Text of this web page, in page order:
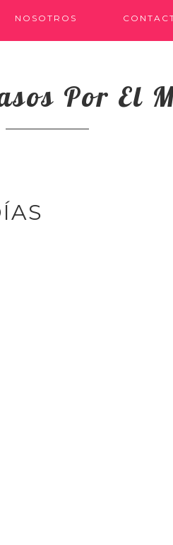
NOSOTROS
Por El